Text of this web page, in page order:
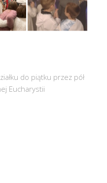
do piątku przez pół
Eucharystii